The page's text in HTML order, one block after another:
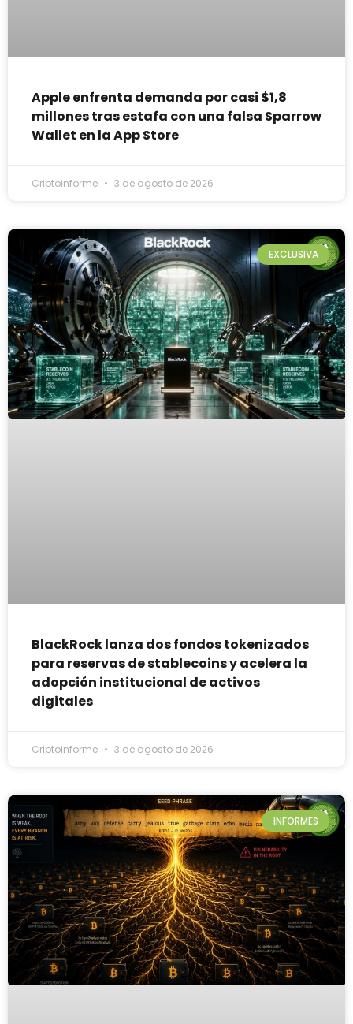
Apple enfrenta demanda por casi $1,8
millones tras estafa con una falsa Sparrow
Wallet en la App Store
Criptoinforme 3 de agosto de 2026
EXCLUSIVA
BlackRock lanza dos fondos tokenizados
para reservas de stablecoins y acelera la
adopción institucional de activos
digitales
Criptoinforme 3 de agosto de 2026
INFORMES